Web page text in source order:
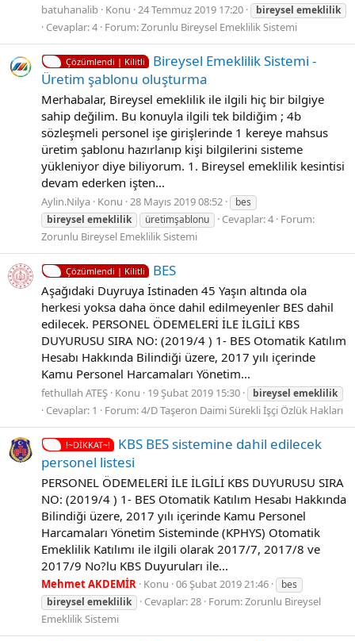
batuhanalib Konu 24 Temmuz 2019 17:20 bireysel emeklilik
Cevaplar: 4 Forum:Zorunlu Bireysel Emeklilik Sistemi
Çözümlendi | Kilitli
Bireysel Emeklilik Sistemi -
Üretim şablonu oluşturma
Merhabalar, Bireysel emeklilik ile ilgili hiç bir bilgiye
sahip değilim. Bu konuyla ilgili tek bildiğim ; 4b
sözleşmeli personel işe girişlerinde 1 kereye mahsus
üretim şablonu hazırlanıp kişi bilgilerini sisteme
yükleniyor diye biliyorum. 1. Bireysel emeklilik kesintisi
devam ederken işten...
Aylin.Nilya Konu 28 Mayıs 2019 08:52
bes
bireysel emeklilik üretimşablonu Cevaplar: 4 Forum:
Zorunlu Bireysel Emeklilik Sistemi
Çözümlendi | Kilitli BES
Aşağıdaki Duyruya İstinaden 45 Yaşın altında ola
herkesi yoksa daha önce dahil edilmeyenler BES dahil
edilecek. PERSONEL ÖDEMELERİ İLE İLGİLİ KBS
DUYURUSU SIRA NO: (2019/4 ) 1- BES Otomatik Katılım
Hesabı Hakkında Bilindiği üzere, 2017 yılı içerinde
Kamu Personel Harcamaları Yönetim...
fethullah ATEŞ Konu 19 Şubat 2019 15:30 bireysel emeklilik
Cevaplar: 1 Forum:4/D Taşeron Daimi Sürekli İşçi Özlük Hakları
!~DİKKAT~!
KBS BES sistemine dahil edilecek
personel listesi
PERSONEL ÖDEMELERİ İLE İLGİLİ KBS DUYURUSU SIRA
NO: (2019/4 ) 1- BES Otomatik Katılım Hesabı Hakkında
Bilindiği üzere, 2017 yılı içerinde Kamu Personel
Harcamaları Yönetim Sisteminde (KPHYS) Otomatik
Emeklilik Katılımı ile ilgili olarak 2017/7, 2017/8 ve
2017/9 No?lu KBS Duyuruları ile...
Mehmet AKDEMİR Konu 06 Şubat 2019 21:46
bes
bireysel emeklilik Cevaplar: 28 Forum:Zorunlu Bireysel
Emeklilik Sistemi